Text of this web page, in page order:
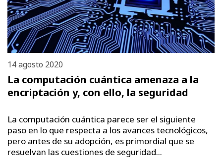
14 agosto 2020
La computación cuántica amenaza a la
encriptación y, con ello, la seguridad
La computación cuántica parece ser el siguiente
paso en lo que respecta a los avances tecnológicos,
pero antes de su adopción, es primordial que se
resuelvan las cuestiones de seguridad...